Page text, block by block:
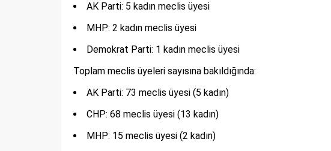
AK Parti: 5 kadın meclis üyesi
MHP: 2 kadın meclis üyesi
Demokrat Parti: 1 kadın meclis üyesi
Toplam meclis üyeleri sayısına bakıldığında:
AK Parti: 73 meclis üyesi (5 kadın)
CHP: 68 meclis üyesi (13 kadın)
MHP: 15 meclis üyesi (2 kadın)